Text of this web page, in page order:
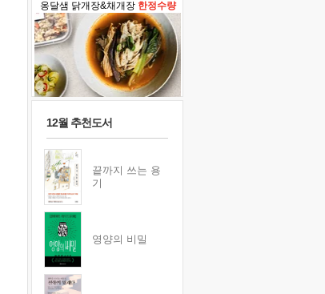
옹달샘 닭개장&채개장 한정수량
12월 추천도서
끝까지 쓰는 용
기
영양의 비밀